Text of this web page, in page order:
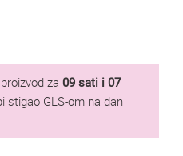
za 09 sati i 07
stigao GLS-om na dan